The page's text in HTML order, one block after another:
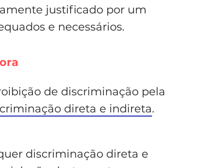
justificado por um
e necessários.
de discriminação pela
direta e indireta.
discriminação direta e